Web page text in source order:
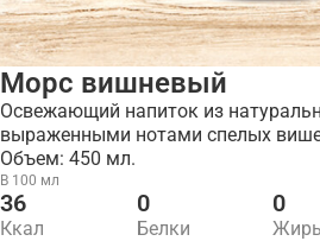
Морс вишневый
Освежающий напиток из
выраженными нотами спелых
Объем: 450 мл.
В 100 мл
36
Ккал
0
Белки
0